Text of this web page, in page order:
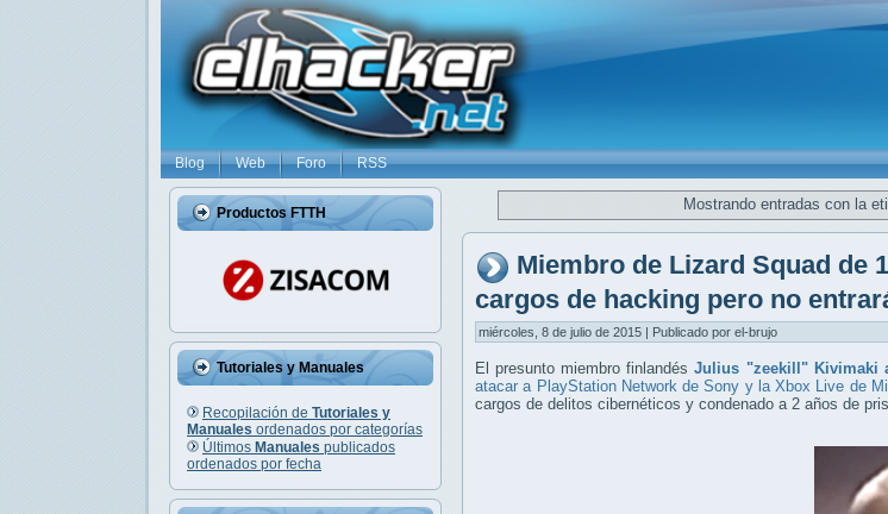
Blog Web Foro RSS
Productos FTTH
Tutoriales y Manuales
Recopilación de Tutoriales y
Manuales ordenados por categorías
Últimos Manuales publicados
ordenados por fecha
Mostrando entradas con la
Miembro de Lizard Squad de
cargos de hacking pero no
miércoles, 8 de julio de 2015 | Publicado por el-brujo
El presunto miembro finlandésJulius "zeekill" Kivimaki
atacar a PlayStation Network de Sony y la Xbox Live de
cargos de delitos cibernéticos y condenado a 2 años de